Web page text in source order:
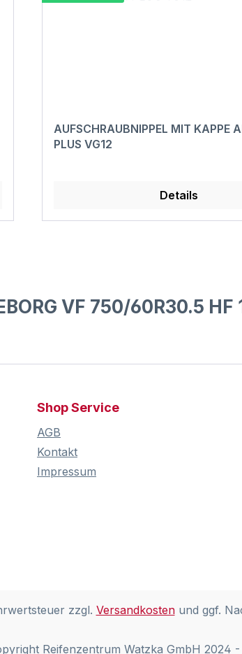
AUFSCHRAUBNIPPEL MIT KAPPE
PLUS VG12
Details
VF 750/60R30.5 HF
Shop Service
AGB
Kontakt
Impressum
zzgl. Versandkostenund ggf.
Reifenzentrum Watzka GmbH 2024